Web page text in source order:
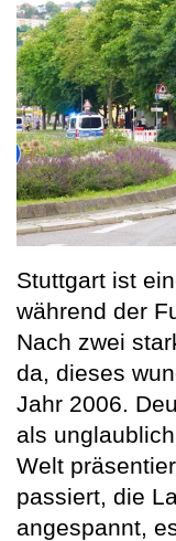
Stuttgart ist
während der
Nach zwei
da, dieses
Jahr 2006.
als
Welt
passiert, die
angespannt,